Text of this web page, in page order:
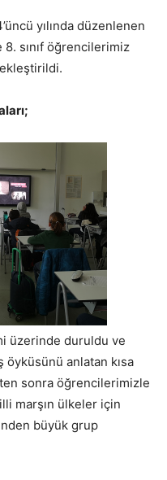
yılında düzenlenen
sınıf öğrencilerimiz
üzerinde duruldu ve
öyküsünü anlatan kısa
sonra öğrencilerimizle
marşın ülkeler için
büyük grup